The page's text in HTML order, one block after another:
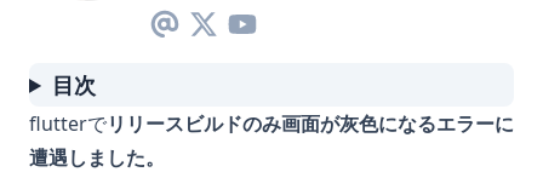
目次
flutterでリリースビルドのみ画面が灰色になるエラーに
遭遇しました。